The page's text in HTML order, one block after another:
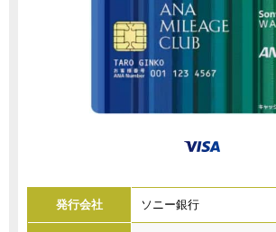
発行会社 ソニー銀行